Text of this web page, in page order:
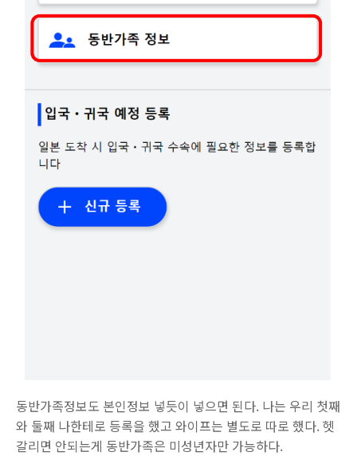
동반가족정보도 본인정보 넣듯이 넣으면 된다. 나는 우리 첫째
와 둘째 나한테로 등록을 했고 와이프는 별도로 따로 했다. 헷
갈리면 안되는게 동반가족은 미성년자만 가능하다.